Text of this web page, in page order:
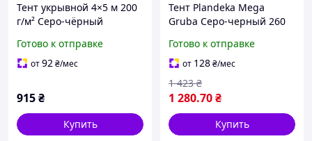
Тент укрывной 4×5 м 200
г/м² Серо-чёрный
TM "MS Tool"
Готово к отправке
от92₴/мес
915₴
Купить
Тент Plandeka Mega
Gruba Серо-черный 260
для огорода Укрывной
тент для машины
Готово к отправке
от 128₴/мес
1 280.70₴
1 423 ₴
Купить